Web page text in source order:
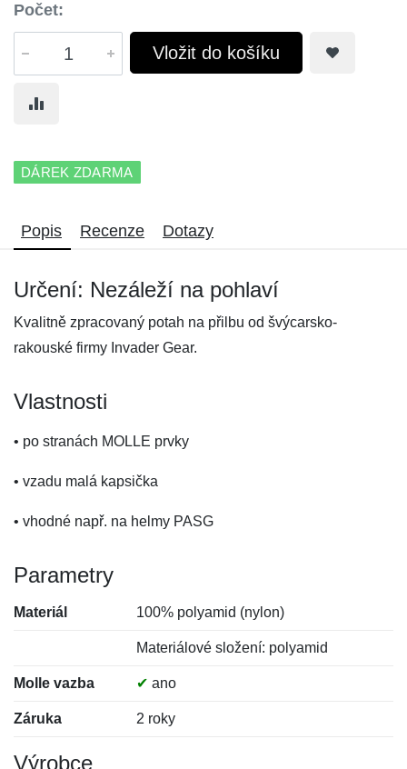
Počet:
Vložit do košíku
DÁREK ZDARMA
Popis Recenze Dotazy
Určení: Nezáleží na pohlaví
Kvalitně zpracovaný potah na přilbu od švýcarsko-
rakouské firmy Invader Gear.
Vlastnosti
• po stranách MOLLE prvky
• vzadu malá kapsička
• vhodné např. na helmy PASG
Parametry
Materiál 100% polyamid (nylon)
Materiálové složení: polyamid
Molle vazba ✔ ano
Záruka 2 roky
Výrobce